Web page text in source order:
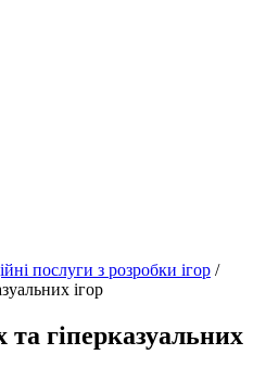
послуги з розробки ігор /
ігор
та гіперказуальних